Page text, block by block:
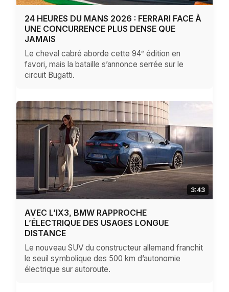
24 HEURES DU MANS 2026 : FERRARI FACE À
UNE CONCURRENCE PLUS DENSE QUE
JAMAIS
Le cheval cabré aborde cette 94ᵉ édition en
favori, mais la bataille s’annonce serrée sur le
circuit Bugatti.
3:43
AVEC L’IX3, BMW RAPPROCHE
L’ÉLECTRIQUE DES USAGES LONGUE
DISTANCE
Le nouveau SUV du constructeur allemand franchit
le seuil symbolique des 500 km d’autonomie
électrique sur autoroute.